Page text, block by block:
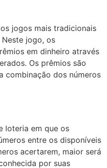
jogos mais tradicionais
jogo, os
em dinheiro através
Os prêmios são
combinação dos números
loteria em que os
entre os disponíveis
acertarem, maior será
por suas